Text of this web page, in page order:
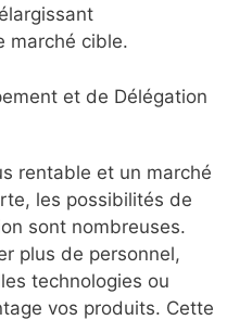
marché cible.
et de Délégation
rentable et un marché
les possibilités de
sont nombreuses.
plus de personnel,
technologies ou
vos produits. Cette